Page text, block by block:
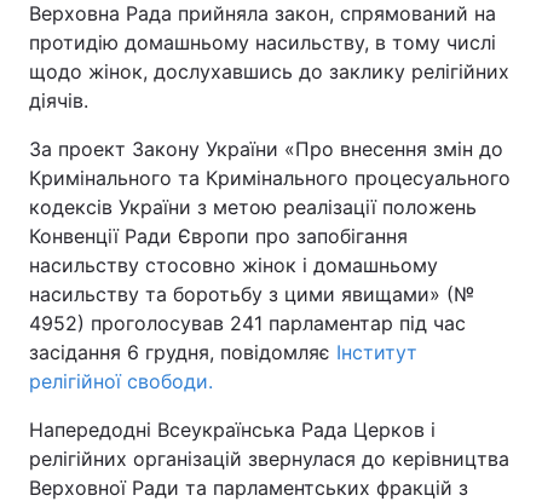
Київ Львів
Дніпро Харків
Одеса
Спорт Наука
Техно і зв'язок Лайт
Зброя Інциденти
Здоров'я Туризм
Цікавинки Погода
Верховна Рада прийняла закон, спрямований на
протидію домашньому насильству, в тому числі
щодо жінок, дослухавшись до заклику релігійних
діячів.
За проект Закону України «Про внесення змін до
Кримінального та Кримінального процесуального
кодексів України з метою реалізації положень
Конвенції Ради Європи про запобігання
насильству стосовно жінок і домашньому
насильству та боротьбу з цими явищами» (№
4952) проголосував 241 парламентар під час
засідання 6 грудня, повідомляє Інститут
релігійної свободи.
Напередодні Всеукраїнська Рада Церков і
релігійних організацій звернулася до керівництва
Верховної Ради та парламентських фракцій з